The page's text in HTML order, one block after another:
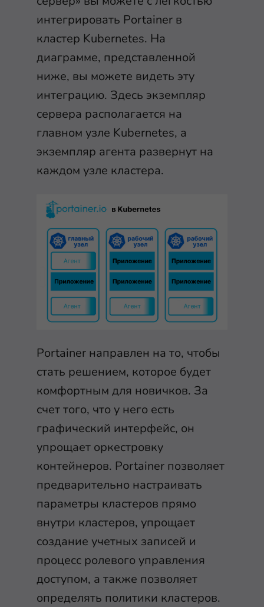
интегрировать Portainer в
кластер Kubernetes. На
диаграмме, представленной
ниже, вы можете видеть эту
интеграцию. Здесь экземпляр
сервера располагается на
главном узле Kubernetes, а
экземпляр агента развернут на
каждом узле кластера.
Portainer направлен на то, чтобы
стать решением, которое будет
комфортным для новичков. За
счет того, что у него есть
графический интерфейс, он
упрощает оркестровку
контейнеров. Portainer позволяет
предварительно настраивать
параметры кластеров прямо
внутри кластеров, упрощает
создание учетных записей и
процесс ролевого управления
доступом, а также позволяет
определять политики кластеров.